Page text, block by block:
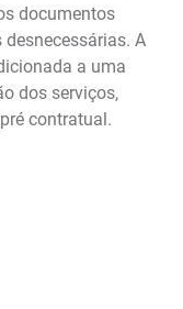
documentos
A
a uma
dos serviços,
contratual.